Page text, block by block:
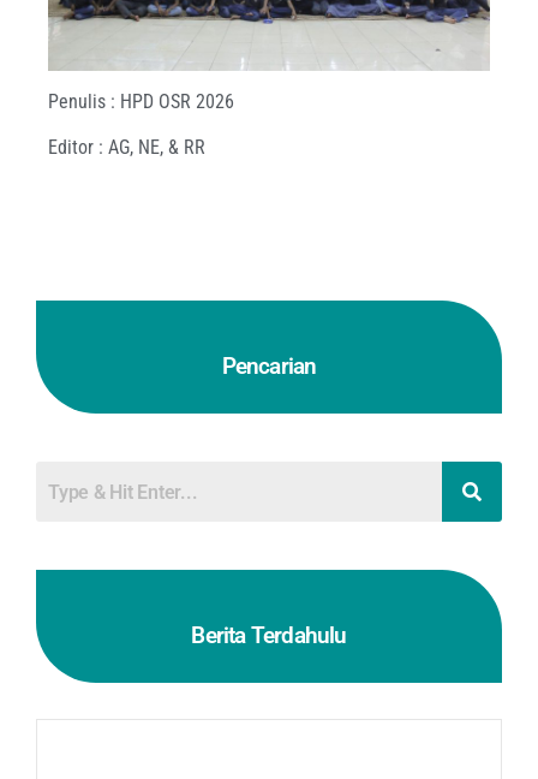
Pencarian
Berita Terdahulu
Penulis : HPD OSR 2026
Editor : AG, NE, & RR